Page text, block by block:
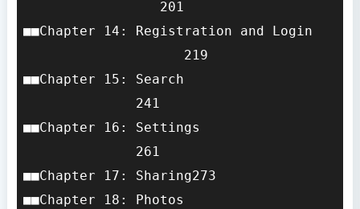
                 201
■■Chapter 14: Registration and Login
                    219
■■Chapter 15: Search
              241
■■Chapter 16: Settings
              261
■■Chapter 17: Sharing273
■■Chapter 18: Photos